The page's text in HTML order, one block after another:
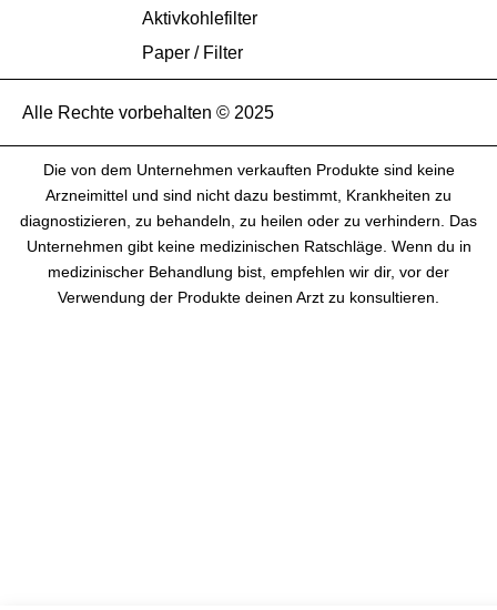
Aktivkohlefilter
Paper / Filter
Alle Rechte vorbehalten © 2025
Die von dem Unternehmen verkauften Produkte sind keine
Arzneimittel und sind nicht dazu bestimmt, Krankheiten zu
diagnostizieren, zu behandeln, zu heilen oder zu verhindern. Das
Unternehmen gibt keine medizinischen Ratschläge. Wenn du in
medizinischer Behandlung bist, empfehlen wir dir, vor der
Verwendung der Produkte deinen Arzt zu konsultieren.